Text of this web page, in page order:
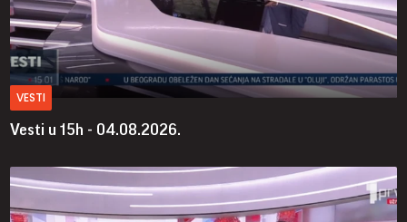
VESTI
Vesti u 15h - 04.08.2026.